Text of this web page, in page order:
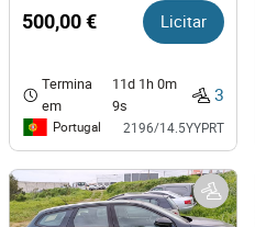
500,00 € Licitar
Termina
em
11d 1h 0m
9s
3
Portugal 2196/14.5YYPRT